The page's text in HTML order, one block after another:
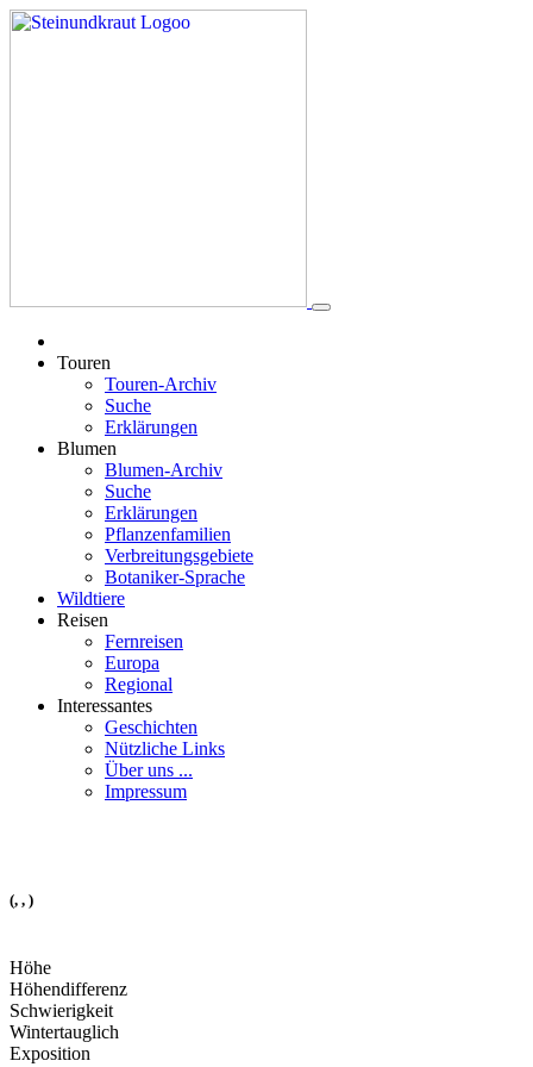
Touren
Touren-Archiv
Suche
Erklärungen
Blumen
Blumen-Archiv
Suche
Erklärungen
Pflanzenfamilien
Verbreitungsgebiete
Botaniker-Sprache
Wildtiere
Reisen
Fernreisen
Europa
Regional
Interessantes
Geschichten
Nützliche Links
Über uns ...
Impressum
(, , )
Höhe
Höhendifferenz
Schwierigkeit
Wintertauglich
Exposition